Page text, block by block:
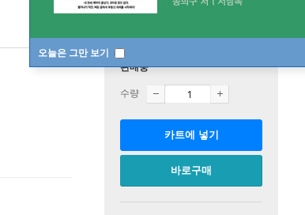
오늘은 그만 보기
판매중
수량
카트에 넣기
바로구매